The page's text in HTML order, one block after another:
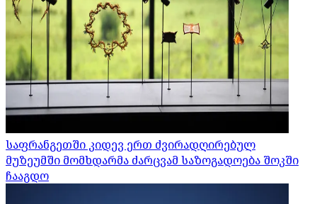
საფრანგეთში კიდევ ერთ ძვირადღირებულ
მუზეუმში მომხდარმა ძარცვამ საზოგადოება შოკში
ჩააგდო